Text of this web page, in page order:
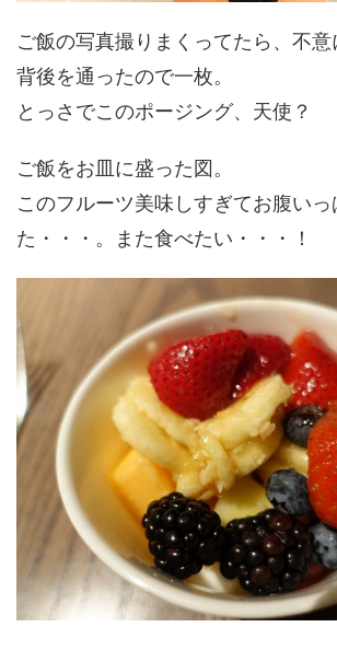
ご飯の写真撮りまくってたら、不
背後を通ったので一枚。
とっさでこのポージング、天使？
ご飯をお皿に盛った図。
このフルーツ美味しすぎてお腹いっ
た・・・。また食べたい・・・！